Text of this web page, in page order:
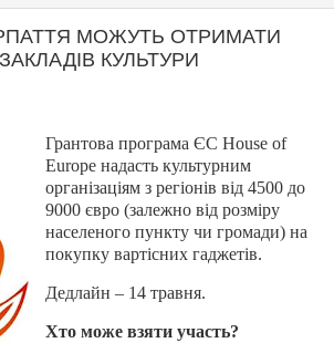
МОЖУТЬ ОТРИМАТИ
КУЛЬТУРИ
Грантова програма ЄС House of
Europe надасть культурним
організаціям з регіонів від 4500 до
9000 євро (залежно від розміру
населеного пункту чи громади) на
покупку вартісних гаджетів.
Дедлайн – 14 травня.
Хто може взяти участь?